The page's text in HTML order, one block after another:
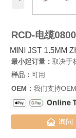
RCD-电缆
MINI JST 1.5MM
最小起订量： 取决于
样品： 可用
OEM： 我们支持
 询问